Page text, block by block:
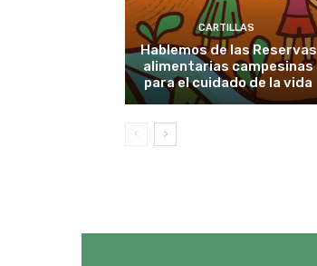
CARTILLAS
Hablemos de las Reservas
alimentarias campesinas
para el cuidado de la vida